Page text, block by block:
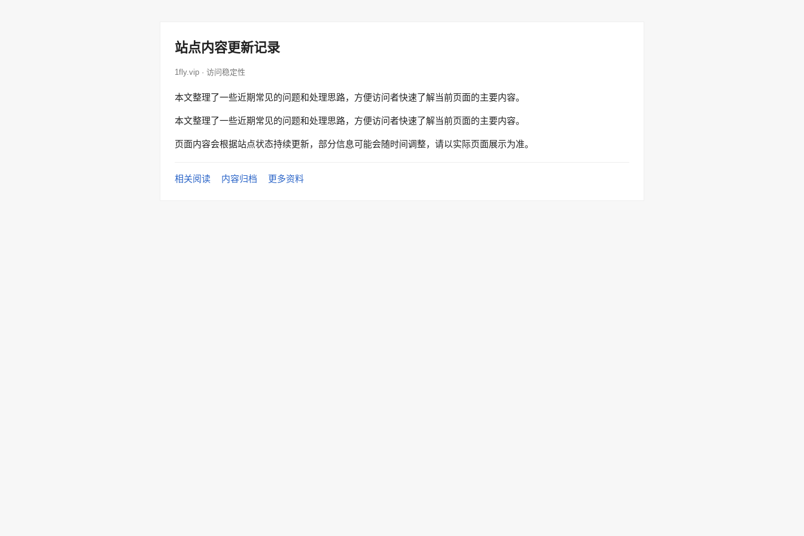
站点内容更新记录
1fly.vip · 访问稳定性
本文整理了一些近期常见的问题和处理思路，方便访问者快速了解当前页面的主要内容。
本文整理了一些近期常见的问题和处理思路，方便访问者快速了解当前页面的主要内容。
页面内容会根据站点状态持续更新，部分信息可能会随时间调整，请以实际页面展示为准。
相关阅读 内容归档 更多资料